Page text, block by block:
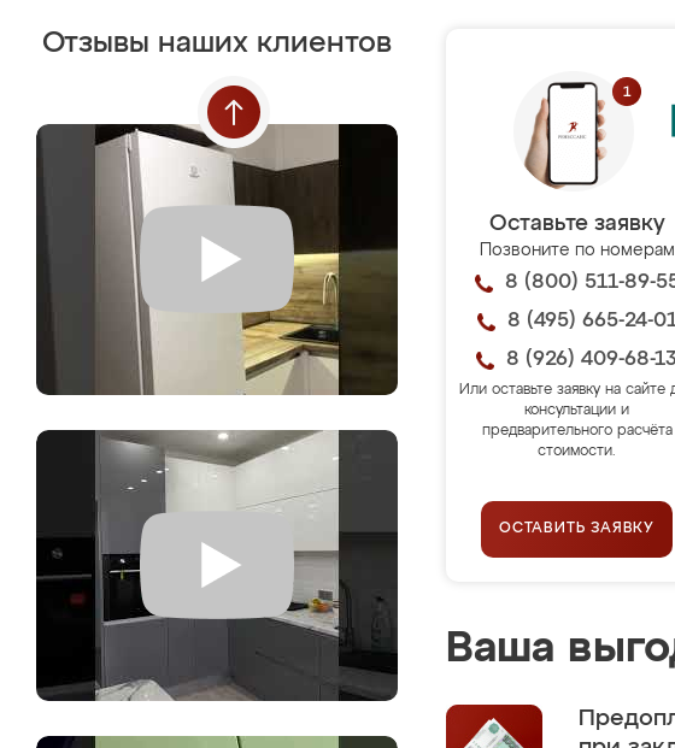
Отзывы наших клиентов
Оставьте заявку
Позвоните по номерам
8 (800) 511-89-
8 (495) 665-24-
8 (926) 409-68-13
Или оставьте заявку на сайте
консультации и
предварительного расчёта
стоимости.
ОСТАВИТЬ ЗАЯВКУ
Ваша